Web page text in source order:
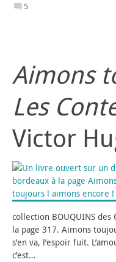
5
Aimons
Les
Victor
collection BOUQUINS
la page 317. Aimons
s’en va, l’espoir fuit.
c’est…